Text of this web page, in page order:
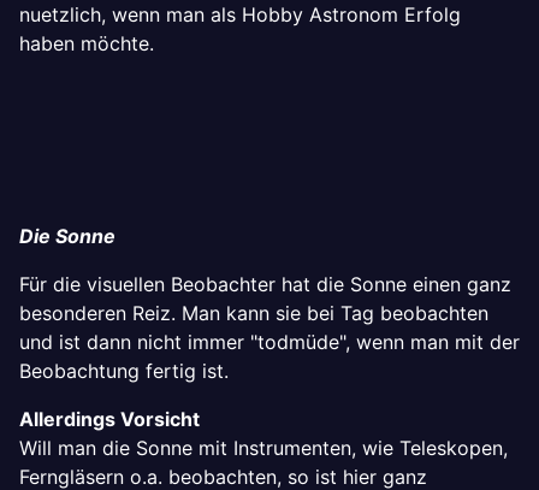
nuetzlich, wenn man als Hobby Astronom Erfolg
haben möchte.
Die Sonne
Für die visuellen Beobachter hat die Sonne einen ganz
besonderen Reiz. Man kann sie bei Tag beobachten
und ist dann nicht immer "todmüde", wenn man mit der
Beobachtung fertig ist.
Allerdings Vorsicht
Will man die Sonne mit Instrumenten, wie Teleskopen,
Ferngläsern o.a. beobachten, so ist hier ganz